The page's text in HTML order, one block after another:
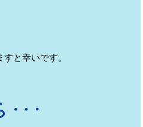
と幸いです。